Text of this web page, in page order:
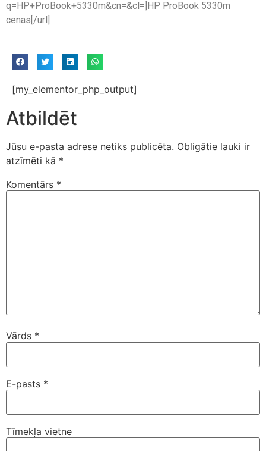
q=HP+ProBook+5330m&cn=&cl=]HP ProBook 5330m
cenas[/url]
[my_elementor_php_output]
Atbildēt
Jūsu e-pasta adrese netiks publicēta. Obligātie lauki ir
atzīmēti kā *
Komentārs *
Vārds *
E-pasts *
Tīmekļa vietne